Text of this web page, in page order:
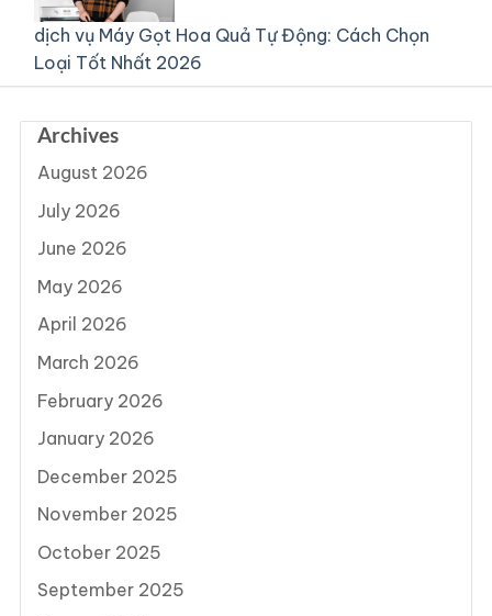
dịch vụ Máy Gọt Hoa Quả Tự Động: Cách Chọn
Loại Tốt Nhất 2026
Archives
August 2026
July 2026
June 2026
May 2026
April 2026
March 2026
February 2026
January 2026
December 2025
November 2025
October 2025
September 2025